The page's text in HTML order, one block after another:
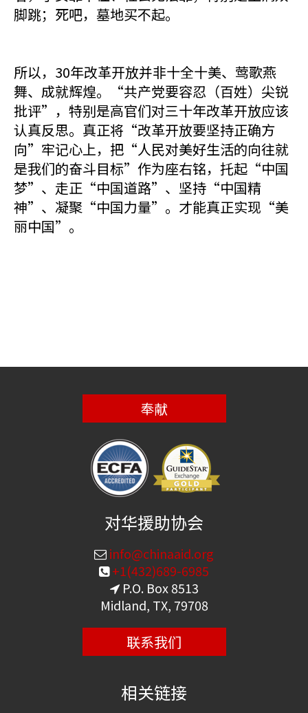
脚跳；死吧，墓地买不起。
所以，30年改革开放并非十全十美、莺歌燕
舞、成就辉煌。“共产党要容忍（百姓）尖锐
批评”，特别是高官们对三十年改革开放应该
认真反思。真正将“改革开放要坚持正确方
向”牢记心上，把“人民对美好生活的向往就
是我们的奋斗目标”作为座右铭，托起“中国
梦”、走正“中国道路”、坚持“中国精
神”、凝聚“中国力量”。才能真正实现“美
丽中国”。
奉献
对华援助协会
info@chinaaid.org
+1(432)689-6985
P.O. Box 8513
Midland, TX, 79708
联系我们
相关链接